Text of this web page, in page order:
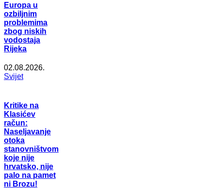
Europa u
ozbiljnim
problemima
zbog niskih
vodostaja
Rijeka
02.08.2026.
Svijet
Kritike na
Klasićev
račun:
Naseljavanje
otoka
stanovništvom
koje nije
hrvatsko, nije
palo na pamet
ni Brozu!